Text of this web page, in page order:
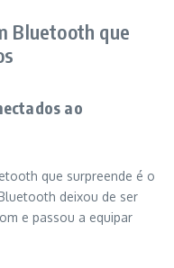
Bluetooth que
ao
que surpreende é o
deixou de ser
e passou a equipar